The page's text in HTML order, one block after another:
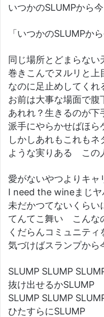
いつかのSLUMPから
「いつかのSLUMPか
同じ場所とどまらない
巻きこんでヌルリと上
なのに足止めしてくれ
お前は大事な場面で腹
あれれ？生きるのが下
派手にやらかせばほら
しかしあれもこれもネ
ような実りある この
愛がないやつよりキャ
I need the wineまじヤ
未だかつてないくらい
てんてこ舞い こんな
くだらんコミュニテ
気づけばスランプから
SLUMP SLUMP
抜け出せるかSLUMP
SLUMP SLUMP
ひたすらにSLUMP